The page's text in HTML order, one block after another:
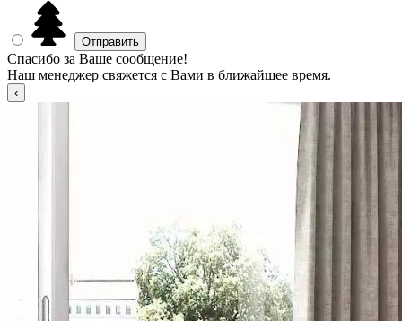
Спасибо за Ваше сообщение!
Наш менеджер свяжется с Вами в ближайшее время.